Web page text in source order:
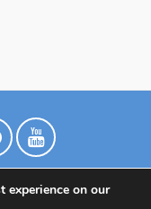
experience on our